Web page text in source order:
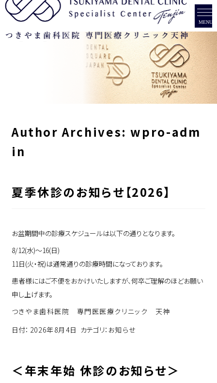
美容歯科
ガミースマイル
個別予防プログラム
その他
患者様のご紹介
instagram
youtube
Author Archives:wpro-adm
in
夏季休診のお知らせ【2026】
お盆期間中の診療スケジュールは以下の通りとなります。
8/12(水)〜16(日)
11日(火・祝)は通常通りの診療時間になっております。
患者様にはご不便をおかけいたしますが、何卒ご理解のほどお願い
申し上げます。
つきやま歯科医院 専門医医療クリニック 天神
日付： 2026年8月4日 カテゴリ： お知らせ
＜年末年始 休診のお知らせ＞